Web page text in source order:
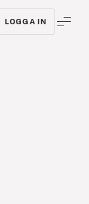
LOGGA IN